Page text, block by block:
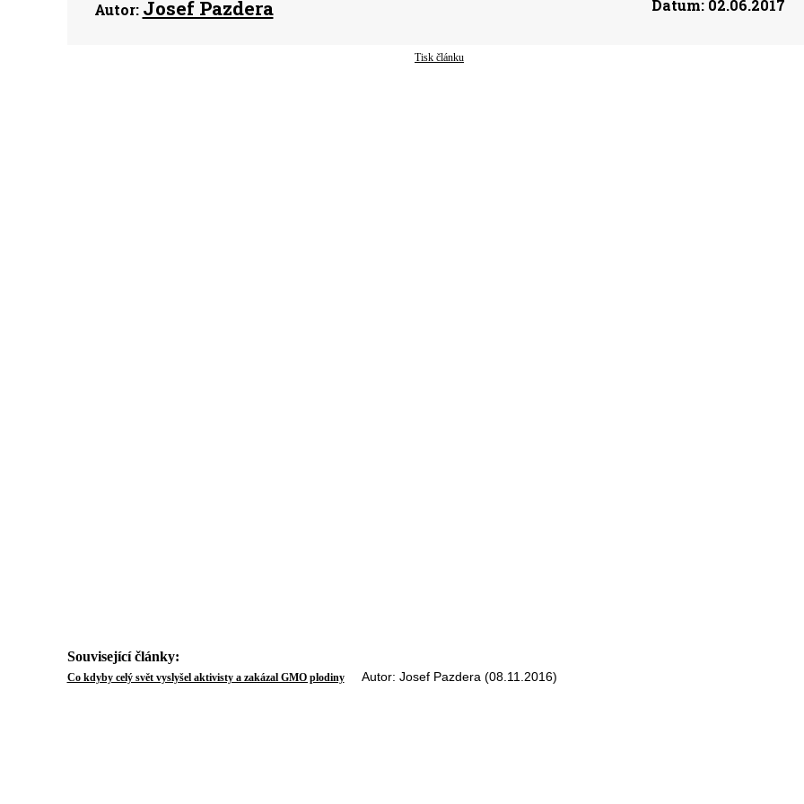
Autor: Josef Pazdera Datum:02.06.2017
Tisk článku
Související články:
Co kdyby celý svět vyslyšel aktivisty a zakázal GMO plodinyAutor: Josef Pazdera (08.11.2016)